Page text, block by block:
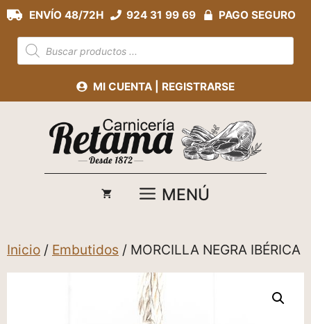
Saltar
contenido
ENVÍO 48/72H 924 31 99 69 PAGO SEGURO
Búsqueda
de
productos
MI CUENTA | REGISTRARSE
MENÚ
Inicio / Embutidos / MORCILLA NEGRA IBÉRICA